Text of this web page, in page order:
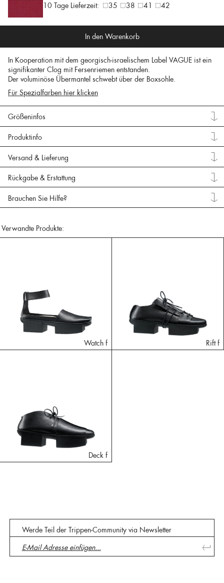
10 Tage Lieferzeit:
35 38 41 42
In den Warenkorb
In Kooperation mit dem georgisch-israelischem Label VAGUE ist ein
signifikanter Clog mit Fersenriemen entstanden.
Der voluminöse Übermantel schwebt über der Boxsohle.
Für Spezialfarben hier klicken
Größeninfos
Produktinfo
Versand & Lieferung
Rückgabe & Erstattung
Brauchen Sie Hilfe?
Verwandte Produkte:
Watch f Rift f
Deck f
Werde Teil der Trippen-Community via Newsletter